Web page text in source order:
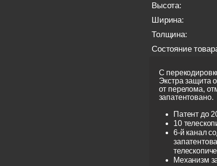
Высота:
Ширина:
Толщина:
Состояние
С
Экстра защита
от перелома,
запатентовано.
Патент до
10
6-й канал
Механизм